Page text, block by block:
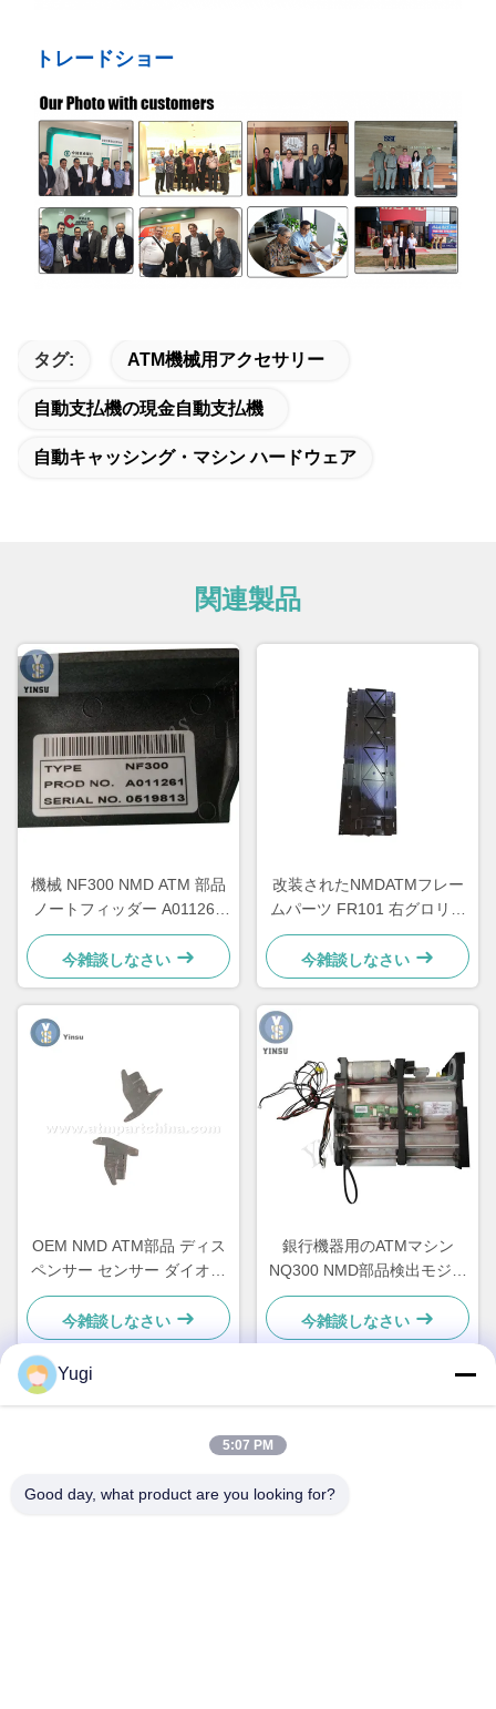
トレードショー
タグ: ATM機械用アクセサリー
自動支払機の現金自動支払機
自動キャッシング・マシン ハードウェア
関連製品
機械 NF300 NMD ATM 部品
ノートフィッダー A011261
キオスクゲームマシン用
今雑談しなさい
改装されたNMDATMフレー
ムパーツ FR101 右グロリー
デラルータラリスA006322
今雑談しなさい
OEM NMD ATM部品 ディス
ペンサー センサー ダイオー
ドホルダー A001486
今雑談しなさい
銀行機器用のATMマシン
NQ300 NMD部品検出モジュ
ールA011263
今雑談しなさい
クイックコンタクト
住所
Yugi
5:07 PM
Good day, what product are you looking for?